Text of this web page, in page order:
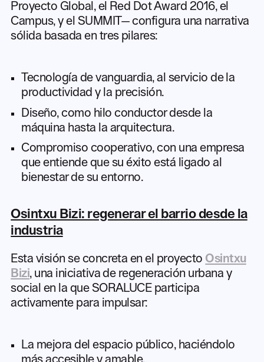
Proyecto Global, el Red Dot Award 2016, el
Campus, y el SUMMIT— configura una narrativa
sólida basada en tres pilares:
Tecnología de vanguardia, al servicio de la
productividad y la precisión.
Diseño, como hilo conductor desde la
máquina hasta la arquitectura.
Compromiso cooperativo, con una empresa
que entiende que su éxito está ligado al
bienestar de su entorno.
Osintxu Bizi: regenerar el barrio desde la
industria
Esta visión se concreta en el proyecto Osintxu
Bizi, una iniciativa de regeneración urbana y
social en la que SORALUCE participa
activamente para impulsar:
La mejora del espacio público, haciéndolo
más accesible y amable.